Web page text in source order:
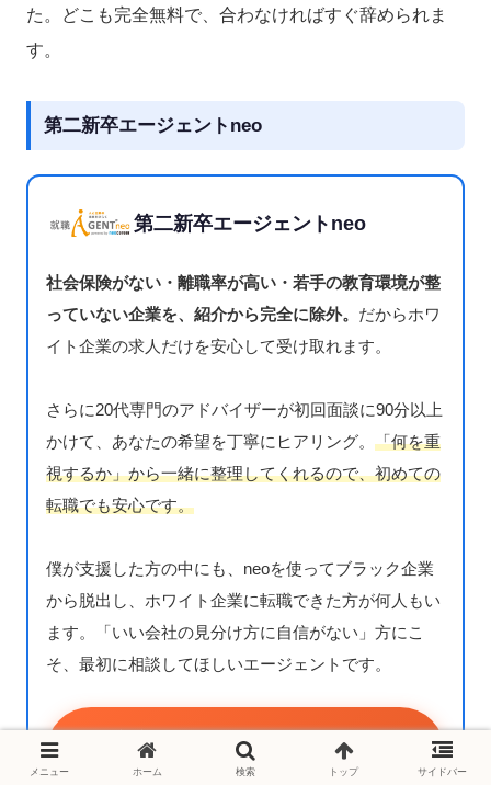
た。どこも完全無料で、合わなければすぐ辞められま
す。
第二新卒エージェントneo
第二新卒エージェントneo
社会保険がない・離職率が高い・若手の教育環境が整
っていない企業を、紹介から完全に除外。 だからホワ
イト企業の求人だけを安心して受け取れます。
さらに20代専門のアドバイザーが初回面談に90分以上
かけて、あなたの希望を丁寧にヒアリング。 「何を重
視するか」から一緒に整理してくれるので、初めての
転職でも安心です。
僕が支援した方の中にも、neoを使ってブラック企業
から脱出し、ホワイト企業に転職できた方が何人もい
ます。「いい会社の見分け方に自信がない」方にこ
そ、最初に相談してほしいエージェントです。
第二新卒エージェントneoに無料相談する
※ブラック企業排除済み・20代専門・初回面談90分以上
メニュー ホーム 検索 トップ サイドバー